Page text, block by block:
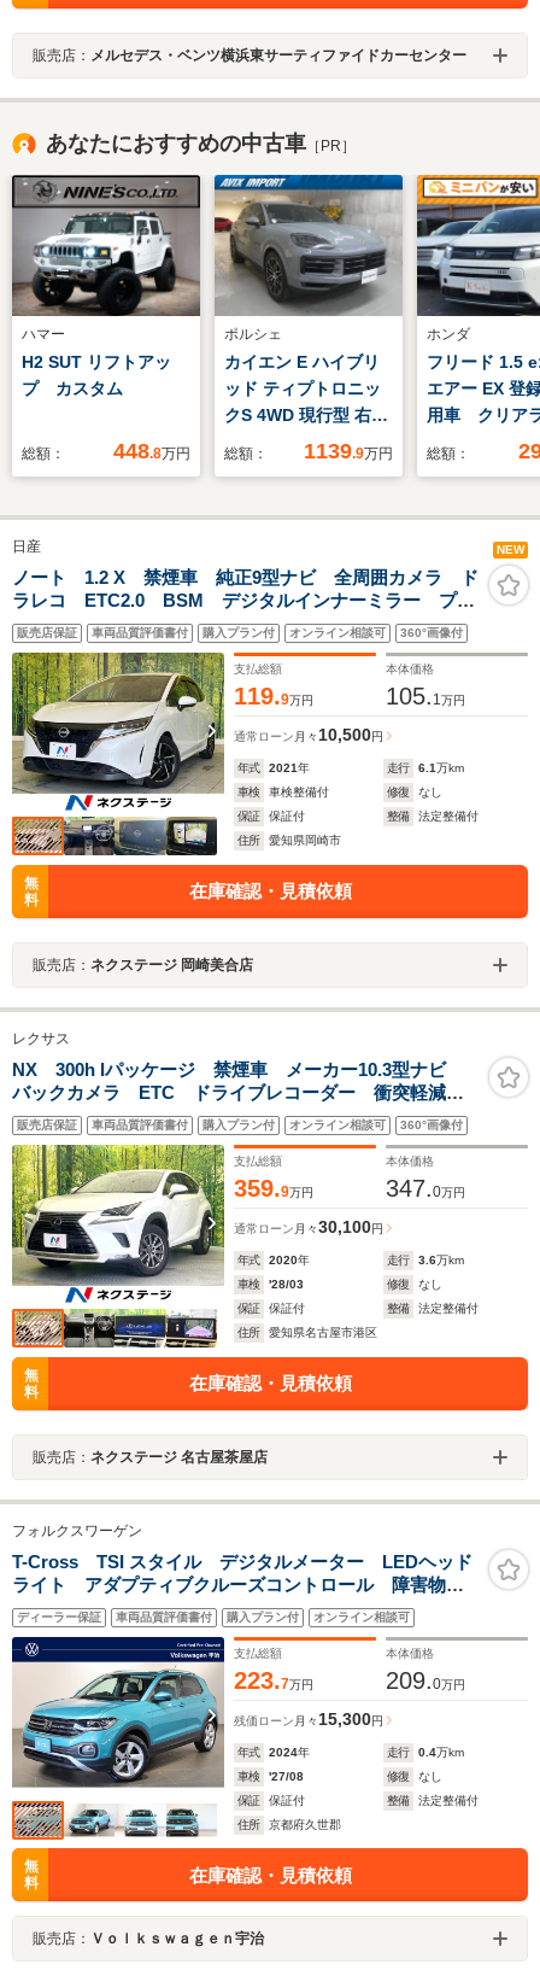
販売店： メルセデス・ベンツ横浜東サーティファイドカーセンター
あなたにおすすめの中古車 ［PR］
ハマー
H2 SUT リフトアッ
プ カスタム
総額： 448.8万円
ポルシェ
カイエン E ハイブリ
ッド ティプトロニッ
クS 4WD 現行型 右H
正規D スポクロ 黒革
16.8インチメーターD
BOSE 全周C
ACC&LCA&LKA ティ
ンテッドHDマトリ
LED&テール ソフトク
ローズ PASMエアサ
ス 純正21AW
総額： 1139.9万円
ホンダ
フリード 1.5
エアー EX 登
用車 クリア
ナー オート
減システム
スライドド
ッドランプ
キー アイド
トップ シー
ー
総額：
日産 NEW
ノート 1.2 X 禁煙車 純正9型ナビ 全周囲カメラ ド
ラレコ ETC2.0 BSM デジタルインナーミラー プロ
パイロット Bluetooth再生 純正16インチアルミ エマ
ージェンシーブレーキ コーナーセンサー
販売店保証 車両品質評価書付 購入プラン付 オンライン相談可 360°画像付
支払総額
119.9万円
本体価格
105. 1万円
通常ローン 月々 10,500円
年式 2021年 走行 6.1万km
車検
車検整備付 修復
なし
保証
保証付 整備
法定整備付
住所
愛知県岡崎市
無
料
在庫確認・見積依頼
販売店： ネクステージ 岡崎美合店
レクサス
NX 300h Iパッケージ 禁煙車 メーカー10.3型ナビ
バックカメラ ETC ドライブレコーダー 衝突軽減
レーダークルーズコントロール LEDヘッドライト シ
ートヒーター パワーバックドア
販売店保証 車両品質評価書付 購入プラン付 オンライン相談可 360°画像付
支払総額
359.9万円
本体価格
347.0万円
通常ローン 月々30,100円
年式 2020年 走行 3.6万km
車検
'28/03 修復
なし
保証
保証付 整備
法定整備付
住所
愛知県名古屋市港区
無
料
在庫確認・見積依頼
販売店： ネクステージ 名古屋茶屋店
フォルクスワーゲン
T-Cross TSI スタイル デジタルメーター LEDヘッド
ライト アダプティブクルーズコントロール 障害物セ
ンサー 後方死角検知機能付 オートライト 純正アル
ミホイール Discover Proパッケージ
ディーラー保証 車両品質評価書付 購入プラン付 オンライン相談可
支払総額
223.7万円
本体価格
209.0万円
残価ローン 月々 15,300円
年式 2024年 走行 0.4万km
車検
'27/08 修復
なし
保証
保証付 整備
法定整備付
住所
京都府久世郡
無
料
在庫確認・見積依頼
販売店： Ｖｏｌｋｓｗａｇｅｎ宇治